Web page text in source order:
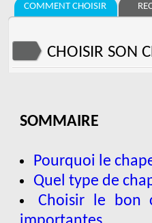
COMMENT CHOISIR
CHOISIR SON
SOMMAIRE
Pourquoi le
Quel type de
Choisir le bon